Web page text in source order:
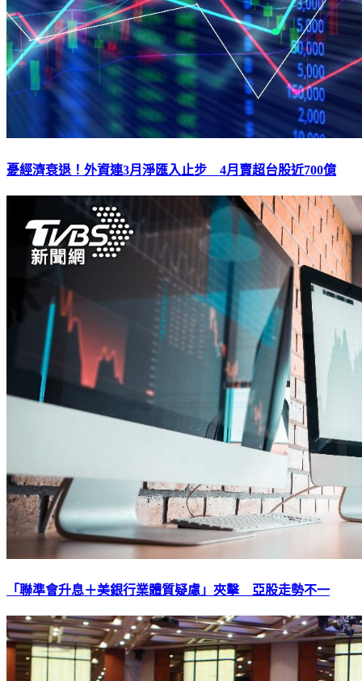
憂經濟衰退！外資連3月淨匯入止步 4月賣超台股近700億
「聯準會升息＋美銀行業體質疑慮」夾擊 亞股走勢不一